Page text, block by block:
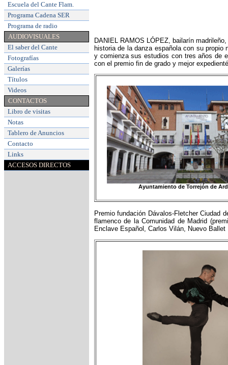
Escuela del Cante Flam.
Programa Cadena SER
Programa de radio
AUDIOVISUALES
El saber del Cante
Fotografías
Galerías
Títulos
Videos
CONTACTOS
Libro de visitas
Notas
Tablero de Anuncios
Contacto
Links
ACCESOS DIRECTOS
DANIEL RAMOS LÓPEZ, bailarín
historia de la danza española con su
y comienza sus estudios con tres años de
con el premio fin de grado y mejor
Ayuntamiento de Torrejón de
Premio fundación Dávalos-Fletcher Ciudad
flamenco de la Comunidad de Madrid
Enclave Español, Carlos Vilán, Nuevo